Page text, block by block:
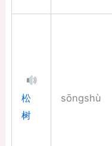
松
树
sōngshù